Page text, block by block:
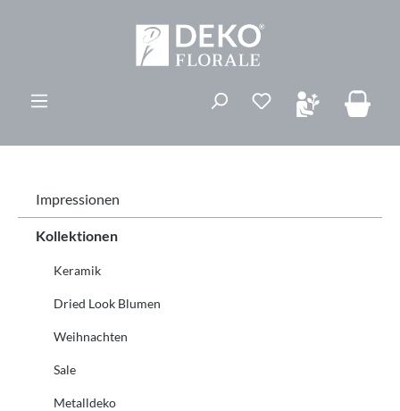
Du hast 0
Impressionen
Kollektionen
Keramik
Dried Look Blumen
Weihnachten
Sale
Metalldeko